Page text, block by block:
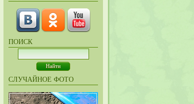
ПОИСК
СЛУЧАЙНОЕ ФОТО